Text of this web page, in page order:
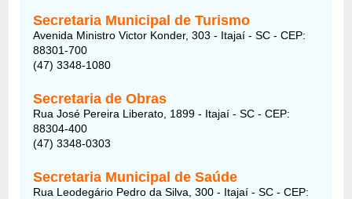
Secretaria Municipal de Turismo
Avenida Ministro Victor Konder, 303 - Itajaí - SC - CEP:
88301-700
(47) 3348-1080
Secretaria de Obras
Rua José Pereira Liberato, 1899 - Itajaí - SC - CEP:
88304-400
(47) 3348-0303
Secretaria Municipal de Saúde
Rua Leodegário Pedro da Silva, 300 - Itajaí - SC - CEP: